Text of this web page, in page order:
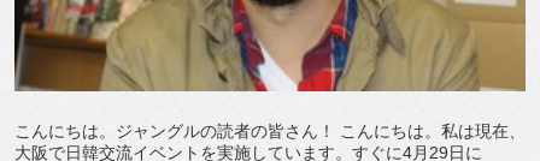
こんにちは。ジャングルの読者の皆さん！ こんにちは。私は現在、
大阪で日韓交流イベントを実施しています。すぐに4月29日に